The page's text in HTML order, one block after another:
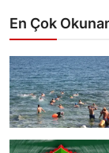
En Çok